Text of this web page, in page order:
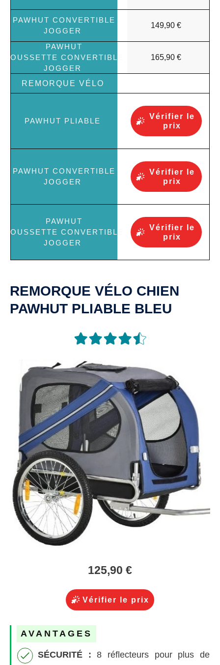
149,90 €
165,90 €
Vérifier le
prix
Vérifier le
prix
Vérifier le
prix
REMORQUE VÉLO CHIEN
PAWHUT PLIABLE BLEU
125,90 €
Vérifier le prix
AVANTAGES
SÉCURITÉ :8 réflecteurs pour plus de